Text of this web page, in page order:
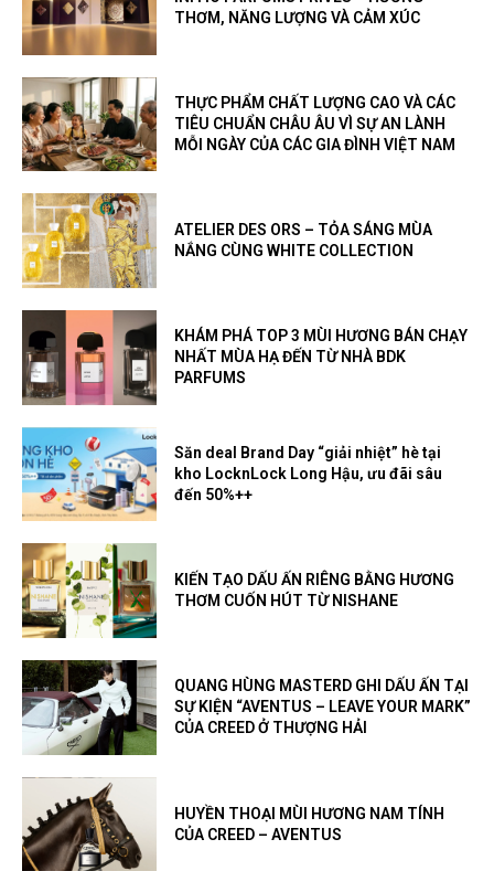
THƠM, NĂNG LƯỢNG VÀ CẢM XÚC
THỰC PHẨM CHẤT LƯỢNG CAO VÀ CÁC
TIÊU CHUẨN CHÂU ÂU VÌ SỰ AN LÀNH
MỖI NGÀY CỦA CÁC GIA ĐÌNH VIỆT NAM
ATELIER DES ORS – TỎA SÁNG MÙA
NẮNG CÙNG WHITE COLLECTION
KHÁM PHÁ TOP 3 MÙI HƯƠNG BÁN CHẠY
NHẤT MÙA HẠ ĐẾN TỪ NHÀ BDK
PARFUMS
Săn deal Brand Day “giải nhiệt” hè tại
kho LocknLock Long Hậu, ưu đãi sâu
đến 50%++
KIẾN TẠO DẤU ẤN RIÊNG BẰNG HƯƠNG
THƠM CUỐN HÚT TỪ NISHANE
QUANG HÙNG MASTERD GHI DẤU ẤN TẠI
SỰ KIỆN “AVENTUS – LEAVE YOUR MARK”
CỦA CREED Ở THƯỢNG HẢI
HUYỀN THOẠI MÙI HƯƠNG NAM TÍNH
CỦA CREED – AVENTUS